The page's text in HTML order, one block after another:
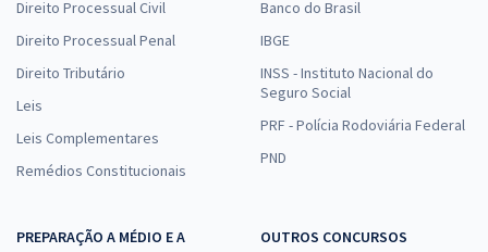
Direito Processual Civil
Direito Processual Penal
Direito Tributário
Leis
Leis Complementares
Remédios Constitucionais
Banco do Brasil
IBGE
INSS - Instituto Nacional do
Seguro Social
PRF - Polícia Rodoviária Federal
PND
PREPARAÇÃO A MÉDIO E A
OUTROS CONCURSOS